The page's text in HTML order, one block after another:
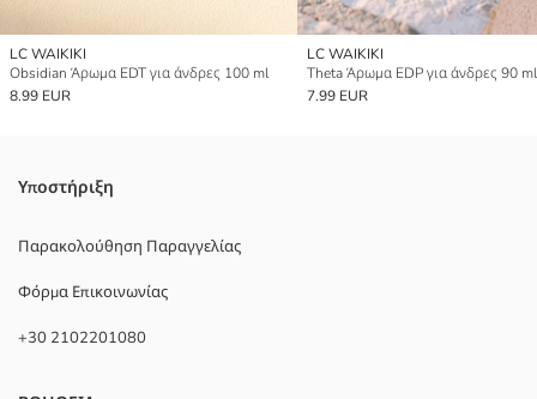
LC WAIKIKI
Obsidian Άρωμα EDT για άνδρες 100 ml
8.99 EUR
LC WAIKIKI
Theta Άρωμα EDP για άνδρες 90 ml
7.99 EUR
Υποστήριξη
Παρακολούθηση Παραγγελίας
Φόρμα Επικοινωνίας
+30 2102201080